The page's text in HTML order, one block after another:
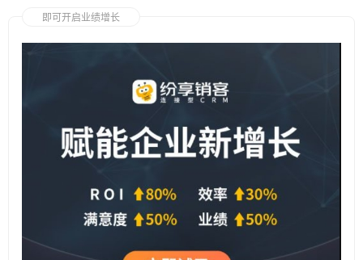
即可开启业绩增长